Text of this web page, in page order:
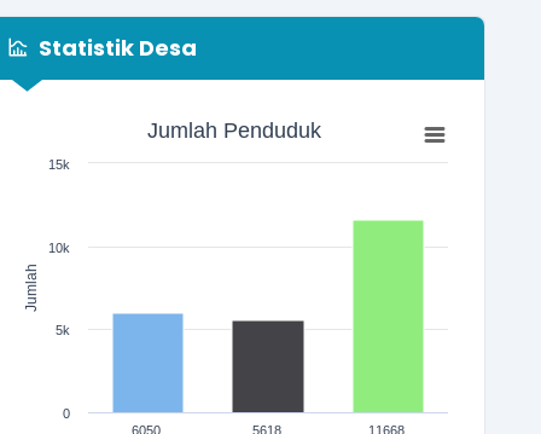
Statistik Desa
Jumlah Penduduk
Jumlah
Jumlah Penduduk
6050
5618
11668
0
5k
10k
15k
10 Agustus 2024 07:25:15